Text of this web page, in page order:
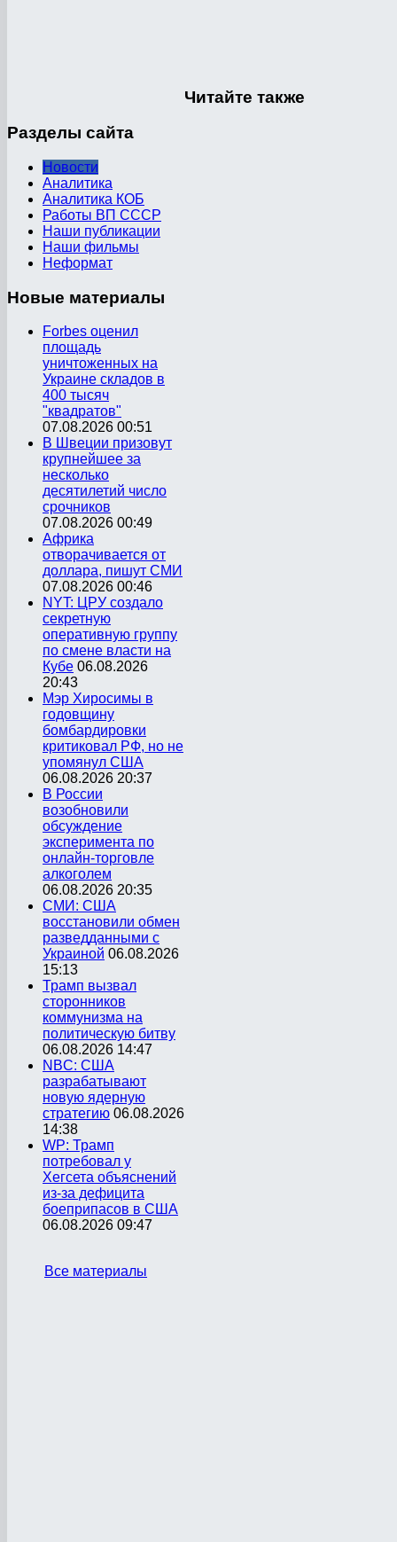
Читайте также
Разделы сайта
Новости
Аналитика
Аналитика КОБ
Работы ВП СССР
Наши публикации
Наши фильмы
Неформат
Новые материалы
Forbes оценил
площадь
уничтоженных на
Украине складов в
400 тысяч
"квадратов"
07.08.2026 00:51
В Швеции призовут
крупнейшее за
несколько
десятилетий число
срочников
07.08.2026 00:49
Африка
отворачивается от
доллара, пишут СМИ
07.08.2026 00:46
NYT: ЦРУ создало
секретную
оперативную группу
по смене власти на
Кубе 06.08.2026
20:43
Мэр Хиросимы в
годовщину
бомбардировки
критиковал РФ, но не
упомянул США
06.08.2026 20:37
В России
возобновили
обсуждение
эксперимента по
онлайн-торговле
алкоголем
06.08.2026 20:35
СМИ: США
восстановили обмен
разведданными с
Украиной 06.08.2026
15:13
Трамп вызвал
сторонников
коммунизма на
политическую битву
06.08.2026 14:47
NBC: США
разрабатывают
новую ядерную
стратегию 06.08.2026
14:38
WP: Трамп
потребовал у
Хегсета объяснений
из-за дефицита
боеприпасов в США
06.08.2026 09:47
Все материалы